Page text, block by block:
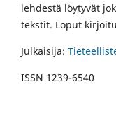
lehdestä löytyvät
tekstit. Loput
Julkaisija:
ISSN 1239-6540